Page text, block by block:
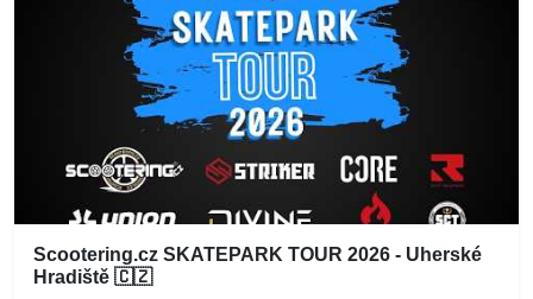
Scootering.cz SKATEPARK TOUR 2026 - Uherské
Hradiště 🇨🇿